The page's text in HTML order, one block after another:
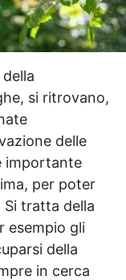
si ritrovano,
delle
importante
per poter
Si tratta della
esempio gli
della
in cerca